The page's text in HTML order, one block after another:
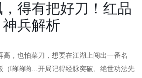
，得有把好刀！红品
神兵解析
高，也怕菜刀，想要在江湖上闯出一番名
（哟哟哟…开局记得经脉突破、绝世功法先